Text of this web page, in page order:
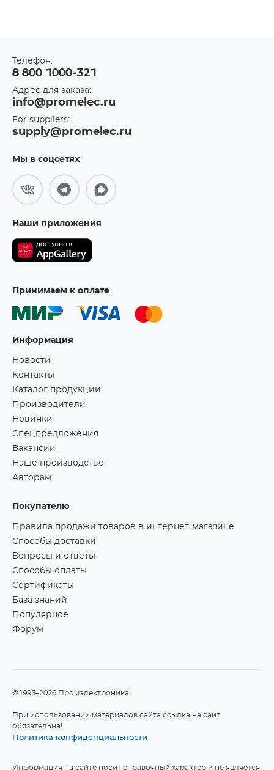
Телефон:
8 800 1000-321
Адрес для заказа:
info@promelec.ru
For suppliers:
supply@promelec.ru
Мы в соцсетях
Наши приложения
Принимаем к оплате
Информация
Новости
Контакты
Каталог продукции
Производители
Новинки
Спецпредложения
Вакансии
Наше производство
Авторам
Покупателю
Правила продажи товаров в интернет-магазине
Способы доставки
Вопросы и ответы
Способы оплаты
Сертификаты
База знаний
Популярное
Форум
©1993–2026 Промэлектроника
При использовании материалов сайта ссылка на сайт
обязательна!
Политика конфиденциальности
Информация на сайте носит справочный характер и не является